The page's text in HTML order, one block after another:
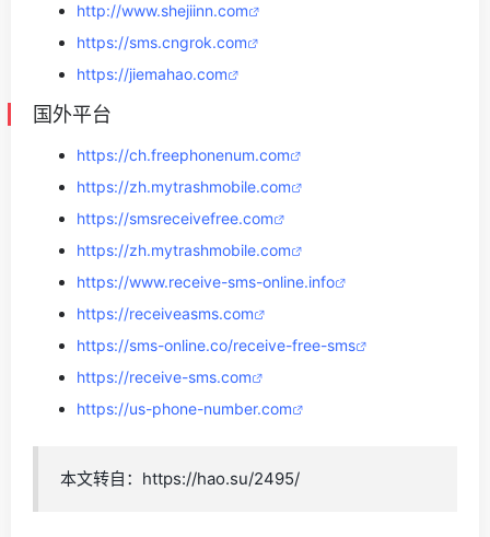
http://www.shejiinn.com
https://sms.cngrok.com
https://jiemahao.com
国外平台
https://ch.freephonenum.com
https://zh.mytrashmobile.com
https://smsreceivefree.com
https://zh.mytrashmobile.com
https://www.receive-sms-online.info
https://receiveasms.com
https://sms-online.co/receive-free-sms
https://receive-sms.com
https://us-phone-number.com
本文转自：https://hao.su/2495/